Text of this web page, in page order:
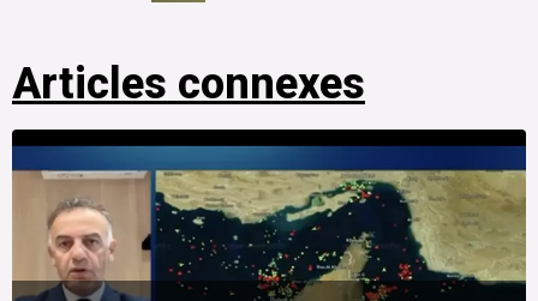
Articles connexes